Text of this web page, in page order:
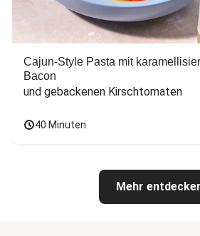
Cajun-Style Pasta mit
Bacon
und gebackenen Kirschtomaten
40 Minuten
Mehr